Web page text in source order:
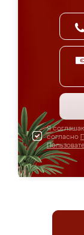
Я
согласно